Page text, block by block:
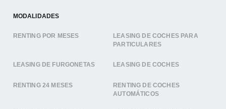
MODALIDADES
RENTING POR MESES
LEASING DE COCHES PARA
PARTICULARES
LEASING DE FURGONETAS LEASING DE COCHES
RENTING 24 MESES
RENTING DE COCHES
AUTOMÁTICOS